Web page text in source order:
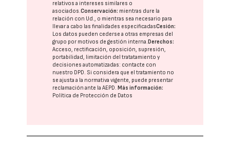
relativos a intereses similares o
asociados.Conservación: mientras dure la
relación con Ud., o mientras sea necesario para
llevar a cabo las finalidades especificadasCesión:
Los datos pueden cederse a otras empresas del
grupo por motivos de gestión interna.Derechos:
Acceso, rectificación, oposición, supresión,
portabilidad, limitación del tratatamiento y
decisiones automatizadas: contacte con
nuestro DPD. Si considera que el tratamiento no
se ajusta a la normativa vigente, puede presentar
reclamación ante laAEPD.Más información:
Política de Protección de Datos